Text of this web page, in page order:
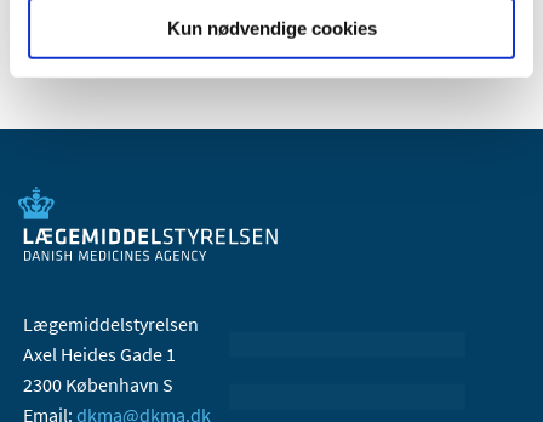
Kun nødvendige cookies
Lægemiddelstyrelsen
Axel Heides Gade 1
2300 København S
Email: dkma@dkma.dk